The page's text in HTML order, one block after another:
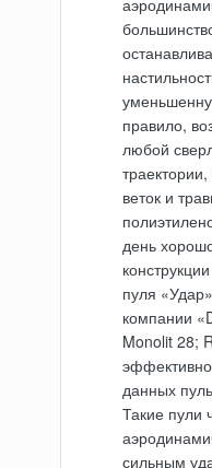
правило,
любой
веток и
день
пуля
компании
Monolit 28;
данных
Такие пули
сильным